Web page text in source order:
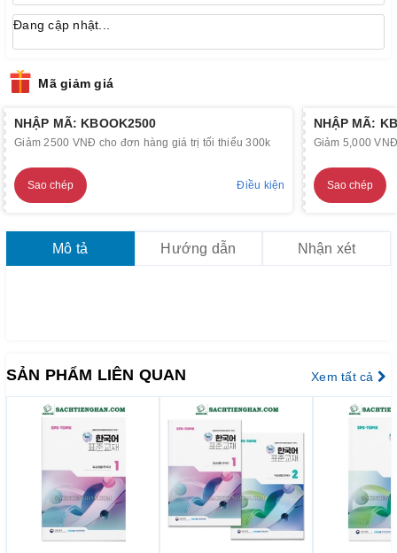
Đang cập nhật...
Mã giảm giá
NHẬP MÃ: KBOOK2500
Giảm 2500 VNĐ cho đơn hàng giá trị tối thiểu 300k
Sao chép Điều kiện
NHẬP MÃ:
Giảm 5,000
Sao chép
Mô tả Hướng dẫn Nhận xét
SẢN PHẨM LIÊN QUAN Xem tất cả